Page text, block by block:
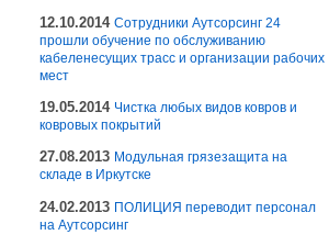
12.10.2014 Сотрудники Аутсорсинг 24
прошли обучение по обслуживанию
кабеленесущих трасс и организации рабочих
мест
19.05.2014 Чистка любых видов ковров и
ковровых покрытий
27.08.2013 Модульная грязезащита на
складе в Иркутске
24.02.2013 ПОЛИЦИЯ переводит персонал
на Аутсорсинг